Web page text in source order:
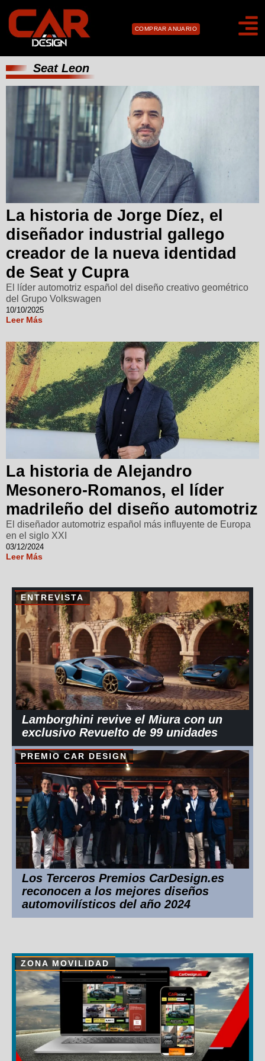
COMPRAR ANUARIO
Seat Leon
La historia de Jorge Díez, el
diseñador industrial gallego
creador de la nueva identidad
de Seat y Cupra
El líder automotriz español del diseño creativo geométrico
del Grupo Volkswagen
10/10/2025
Leer Más
La historia de Alejandro
Mesonero-Romanos, el líder
madrileño del diseño automotriz
El diseñador automotriz español más influyente de Europa
en el siglo XXI
03/12/2024
Leer Más
ENTREVISTA
Lamborghini revive el Miura con un
exclusivo Revuelto de 99 unidades
PREMIO CAR DESIGN
Los Terceros Premios CarDesign.es
reconocen a los mejores diseños
automovilísticos del año 2024
ZONA MOVILIDAD